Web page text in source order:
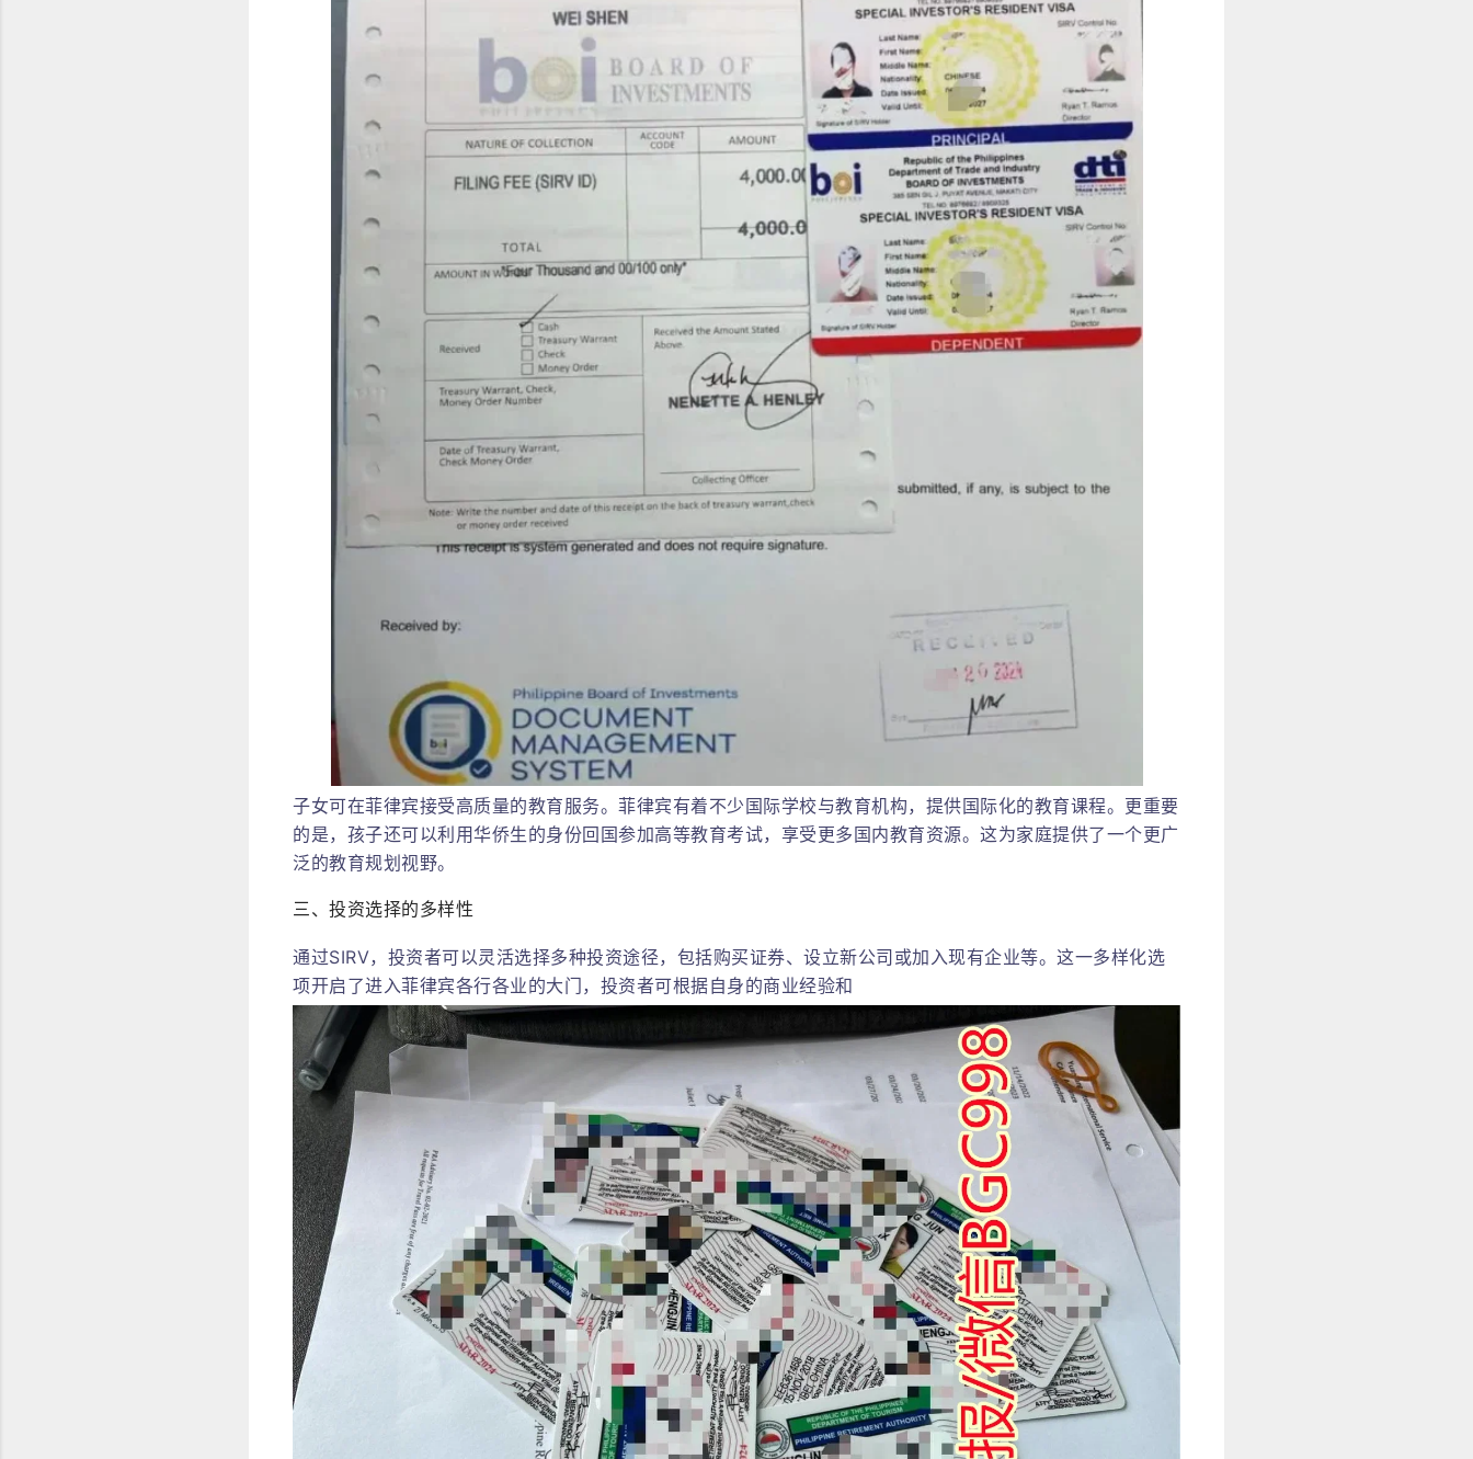
子女可在菲律宾接受高质量的教育服务。菲律宾有着不少国际学校与教育机构，提供国际化的教育课程。更重要
的是，孩子还可以利用华侨生的身份回国参加高等教育考试，享受更多国内教育资源。这为家庭提供了一个更广
泛的教育规划视野。
三、投资选择的多样性
通过SIRV，投资者可以灵活选择多种投资途径，包括购买证券、设立新公司或加入现有企业等。这一多样化选
项开启了进入菲律宾各行各业的大门，投资者可根据自身的商业经验和